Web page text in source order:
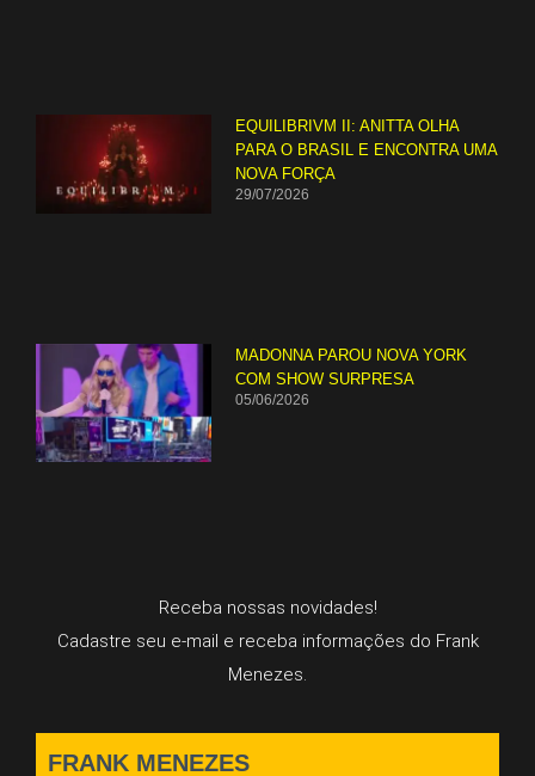
EQUILIBRIVM II: ANITTA OLHA
PARA O BRASIL E ENCONTRA UMA
NOVA FORÇA
29/07/2026
MADONNA PAROU NOVA YORK
COM SHOW SURPRESA
05/06/2026
Receba nossas novidades!
Cadastre seu e-mail e receba informações do Frank
Menezes.
FRANK MENEZES